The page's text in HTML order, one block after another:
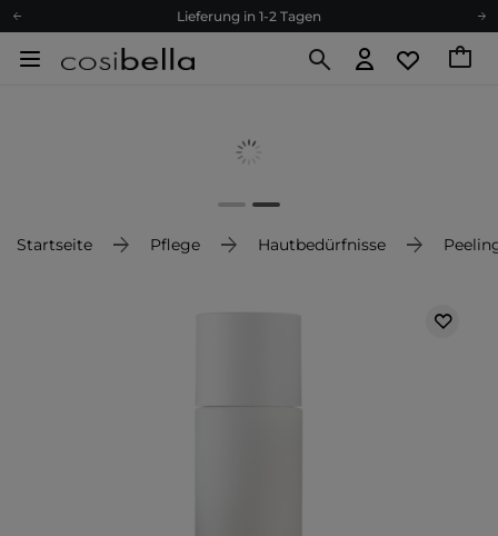
Lieferung in 1-2 Tagen
Empfehle uns weiter und sammle noch mehr Punkte
Versand nach Deutschland und Österreich
Lieferung in 1-2 Tagen
Empfehle uns weiter und sammle noch mehr Punkte
Startseite Pflege Hautbedürfnisse